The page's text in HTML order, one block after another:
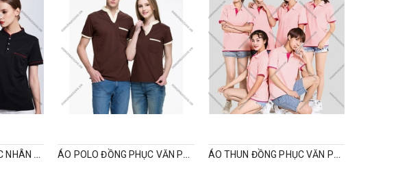
ÁO POLO ĐỒNG PHỤC NHÂN VIÊN CỔ TÀU ÁO POLO ĐỒNG PHỤC VĂN PHÒNG CỔ V ÁO THUN ĐỒNG PHỤC VĂN PHÒNG CÔNG TY CÓ CỔ